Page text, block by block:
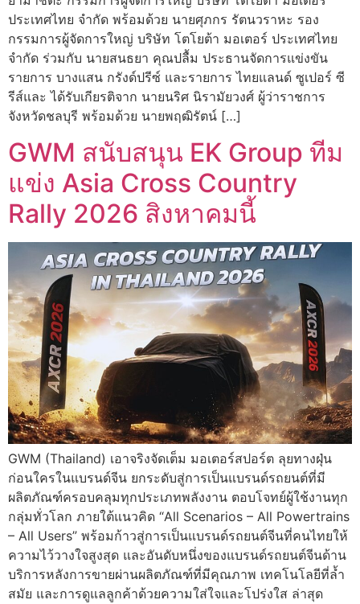
ประเทศไทย จํากัด พร้อมด้วย นายศุภกร รัตนวราหะ รอง
กรรมการผู้จัดการใหญ่ บริษัท โตโยต้า มอเตอร์ ประเทศไทย
จํากัด ร่วมกับ นายสนธยา คุณปลื้ม ประธานจัดการแข่งขัน
รายการ บางแสน กรังด์ปรีซ์ และรายการ ไทยแลนด์ ซูเปอร์ ซี
รีส์และ ได้รับเกียรติจาก นายนริศ นิรามัยวงศ์ ผู้ว่าราชการ
จังหวัดชลบุรี พร้อมด้วย นายพฤฒิรัตน์ […]
GWM สนับสนุน EK Group ทีม
แข่ง Asia Cross Country
Rally 2026 สิงหาคมนี้
GWM (Thailand) เอาจริงจัดเต็ม มอเตอร์สปอร์ต ลุยทางฝุ่น
ก่อนใครในแบรนด์จีน ยกระดับสู่การเป็นแบรนด์รถยนต์ที่มี
ผลิตภัณฑ์ครอบคลุมทุกประเภทพลังงาน ตอบโจทย์ผู้ใช้งานทุก
กลุ่มทั่วโลก ภายใต้แนวคิด “All Scenarios – All Powertrains
– All Users” พร้อมก้าวสู่การเป็นแบรนด์รถยนต์จีนที่คนไทยให้
ความไว้วางใจสูงสุด และอันดับหนึ่งของแบรนด์รถยนต์จีนด้าน
บริการหลังการขายผ่านผลิตภัณฑ์ที่มีคุณภาพ เทคโนโลยีที่ล้ำ
สมัย และการดูแลลูกค้าด้วยความใส่ใจและโปร่งใส ล่าสุด